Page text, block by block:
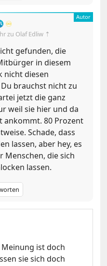
♾️
zu Olaf Edliw ⇡
gefunden, die
in diesem
nicht diesen
brauchst nicht zu
jetzt die ganz
weil sie hier und da
ankommt. 80 Prozent
Schade, dass
lassen, aber hey, es
die sich
lassen.
ist doch
sie sich doch